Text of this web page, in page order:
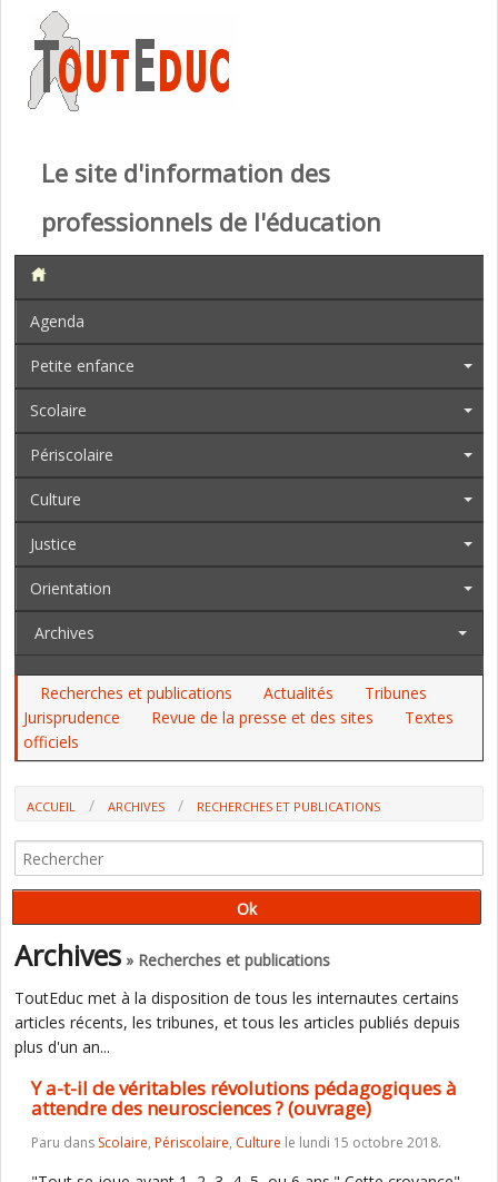
Le site d'information des
professionnels de l'éducation
Agenda
Petite enfance
Scolaire
Périscolaire
Culture
Justice
Orientation
Archives
Recherches et publications Actualités
Tribunes
Jurisprudence
Revue de la presse et des sites
Textes
officiels
ACCUEIL ARCHIVES
RECHERCHES ET PUBLICATIONS
DES NEUROSCIENCES ? (OUVRAGE)
Archives » Recherches et publications
ToutEduc met à la disposition de tous les internautes certains
articles récents, les tribunes, et tous les articles publiés depuis
plus d'un an...
Y a-t-il de véritables révolutions pédagogiques à
attendre des neurosciences ? (ouvrage)
Paru dans Scolaire, Périscolaire, Culture le lundi 15 octobre 2018.